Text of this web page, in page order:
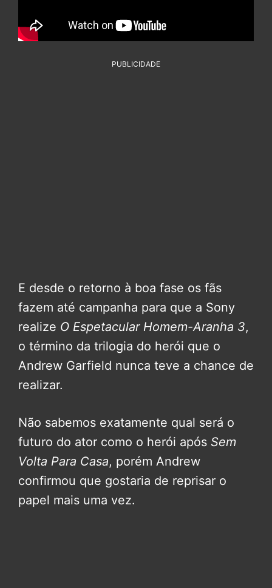
PUBLICIDADE
E desde o retorno à boa fase os fãs
fazem até campanha para que a Sony
realize O Espetacular Homem-Aranha 3,
o término da trilogia do herói que o
Andrew Garfield nunca teve a chance de
realizar.
Não sabemos exatamente qual será o
futuro do ator como o herói após Sem
Volta Para Casa, porém Andrew
confirmou que gostaria de reprisar o
papel mais uma vez.